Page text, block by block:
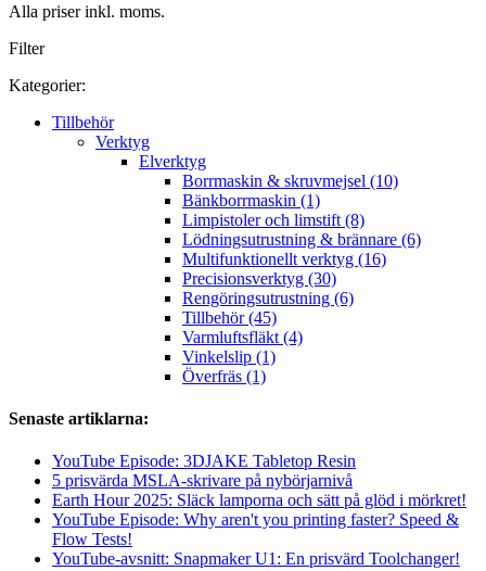
Alla priser inkl. moms.
Filter
Kategorier:
Tillbehör
Verktyg
Elverktyg
Borrmaskin & skruvmejsel (10)
Bänkborrmaskin (1)
Limpistoler och limstift (8)
Lödningsutrustning & brännare (6)
Multifunktionellt verktyg (16)
Precisionsverktyg (30)
Rengöringsutrustning (6)
Tillbehör (45)
Varmluftsfläkt (4)
Vinkelslip (1)
Överfräs (1)
Senaste artiklarna:
YouTube Episode: 3DJAKE Tabletop Resin
5 prisvärda MSLA-skrivare på nybörjarnivå
Earth Hour 2025: Släck lamporna och sätt på glöd i mörkret!
YouTube Episode: Why aren't you printing faster? Speed &
Flow Tests!
YouTube-avsnitt: Snapmaker U1: En prisvärd Toolchanger!